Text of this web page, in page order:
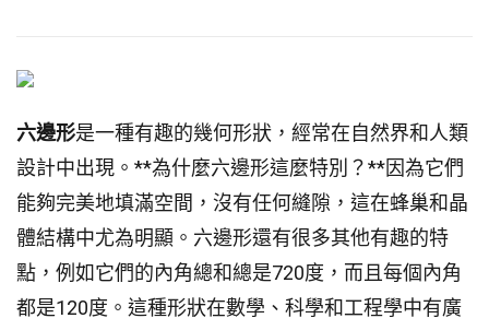
六邊形是一種有趣的幾何形狀，經常在自然界和人類
設計中出現。**為什麼六邊形這麼特別？**因為它們
能夠完美地填滿空間，沒有任何縫隙，這在蜂巢和晶
體結構中尤為明顯。六邊形還有很多其他有趣的特
點，例如它們的內角總和總是720度，而且每個內角
都是120度。這種形狀在數學、科學和工程學中有廣